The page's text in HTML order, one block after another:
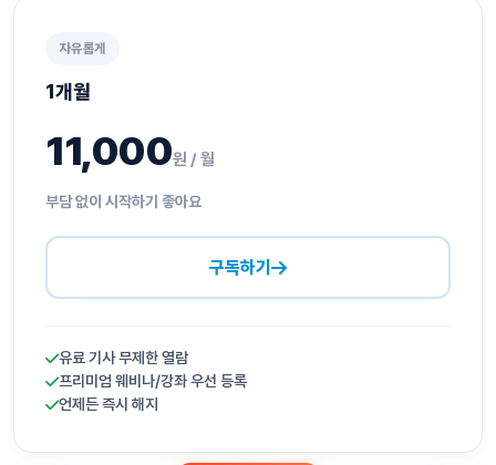
자유롭게
1개월
11,000원 / 월
부담 없이 시작하기 좋아요
구독하기
유료 기사 무제한 열람
프리미엄 웨비나/강좌 우선 등록
언제든 즉시 해지